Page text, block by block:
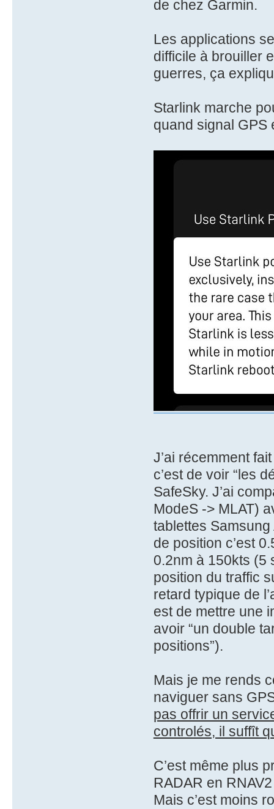
de chez Garmin.
Les applications
difficile à brouiller
guerres, ça
Starlink marche
quand signal
J’ai récemment
c’est de voir “les
SafeSky. J’ai
ModeS -> MLAT)
tablettes Samsung
de position c’est
0.2nm à 150kts (5
position du traffic
retard typique de
est de mettre une
avoir “un double
positions”).
Mais je me rends
naviguer sans
pas offrir un
controlés, il suffît
C’est même plus
RADAR en RNAV2
Mais c’est moins